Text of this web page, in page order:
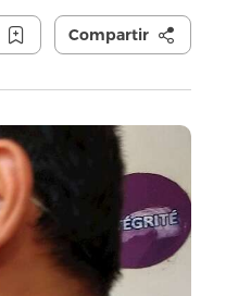
Compartir